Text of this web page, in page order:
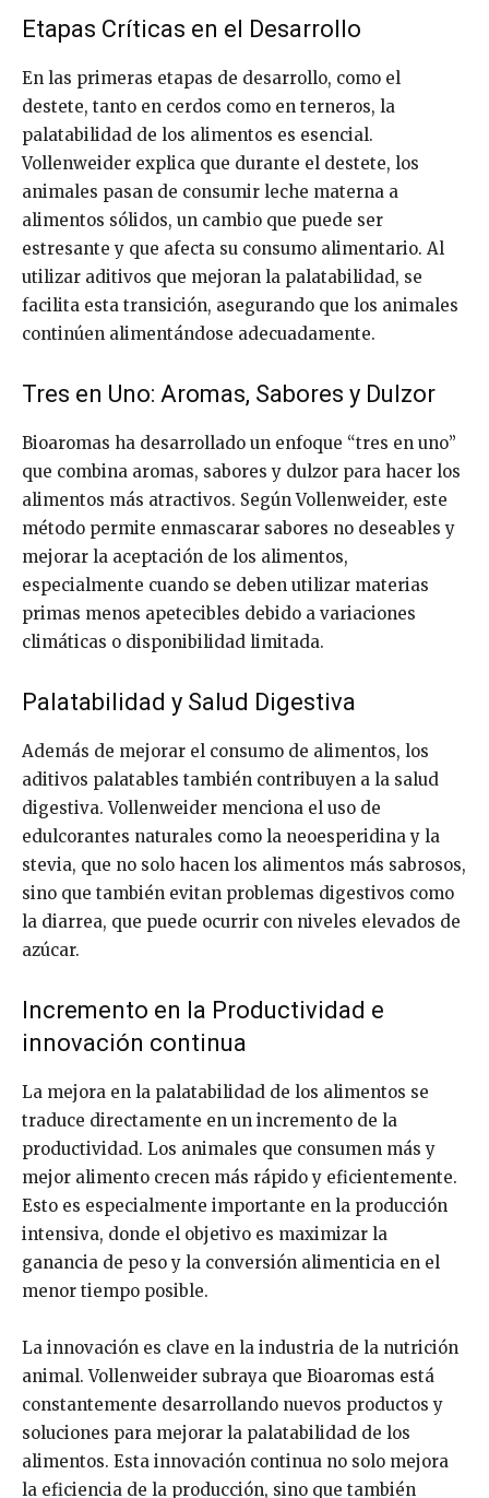
Etapas Críticas en el Desarrollo
En las primeras etapas de desarrollo, como el
destete, tanto en cerdos como en terneros, la
palatabilidad de los alimentos es esencial.
Vollenweider explica que durante el destete, los
animales pasan de consumir leche materna a
alimentos sólidos, un cambio que puede ser
estresante y que afecta su consumo alimentario. Al
utilizar aditivos que mejoran la palatabilidad, se
facilita esta transición, asegurando que los animales
continúen alimentándose adecuadamente.
Tres en Uno: Aromas, Sabores y Dulzor
Bioaromas ha desarrollado un enfoque “tres en uno”
que combina aromas, sabores y dulzor para hacer los
alimentos más atractivos. Según Vollenweider, este
método permite enmascarar sabores no deseables y
mejorar la aceptación de los alimentos,
especialmente cuando se deben utilizar materias
primas menos apetecibles debido a variaciones
climáticas o disponibilidad limitada.
Palatabilidad y Salud Digestiva
Además de mejorar el consumo de alimentos, los
aditivos palatables también contribuyen a la salud
digestiva. Vollenweider menciona el uso de
edulcorantes naturales como la neoesperidina y la
stevia, que no solo hacen los alimentos más sabrosos,
sino que también evitan problemas digestivos como
la diarrea, que puede ocurrir con niveles elevados de
azúcar.
Incremento en la Productividad e
innovación continua
La mejora en la palatabilidad de los alimentos se
traduce directamente en un incremento de la
productividad. Los animales que consumen más y
mejor alimento crecen más rápido y eficientemente.
Esto es especialmente importante en la producción
intensiva, donde el objetivo es maximizar la
ganancia de peso y la conversión alimenticia en el
menor tiempo posible.
La innovación es clave en la industria de la nutrición
animal. Vollenweider subraya que Bioaromas está
constantemente desarrollando nuevos productos y
soluciones para mejorar la palatabilidad de los
alimentos. Esta innovación continua no solo mejora
la eficiencia de la producción, sino que también